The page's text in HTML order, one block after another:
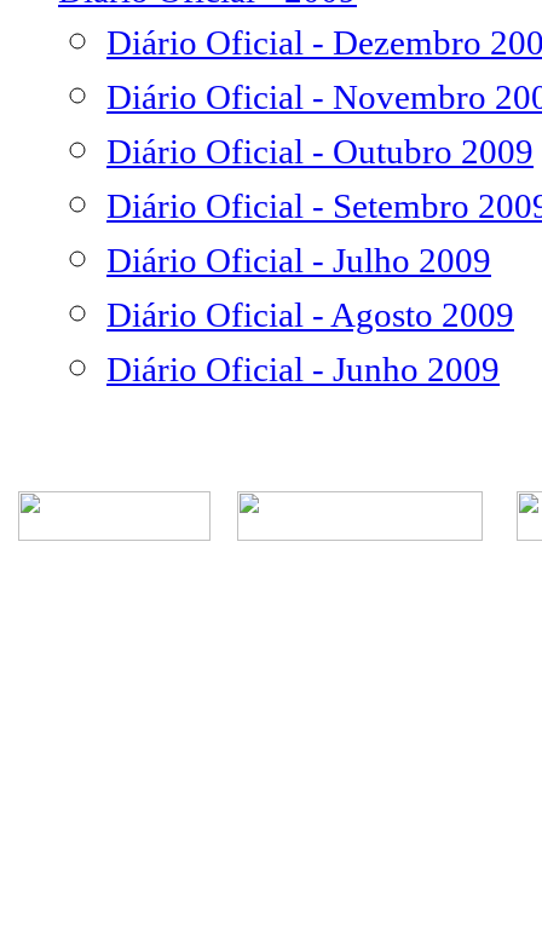
Diário Oficial - Dezembro
Diário Oficial - Novembro
Diário Oficial - Outubro 2009
Diário Oficial - Setembro
Diário Oficial - Julho 2009
Diário Oficial - Agosto 2009
Diário Oficial - Junho 2009